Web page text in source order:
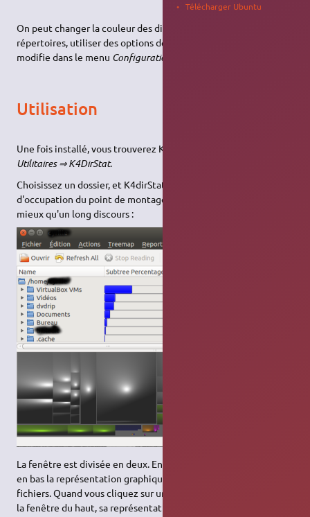
On peut changer la couleur des différents niveaux de
répertoires, utiliser des options de nettoyage. Tout ceci se
modifie dans le menu Configuration ⇒ Configurer KDirStat
Utilisation
Une fois installé, vous trouverez KDirStat dans le menu
Utilitaires ⇒ K4DirStat.
Choisissez un dossier, et K4dirStat affichera les pourcentages
d'occupation du point de montage. Comme une image vaut
mieux qu'un long discours :
La fenêtre est divisée en deux. En haut, l'arbre des répertoires,
en bas la représentation graphique de la taille des différents
fichiers. Quand vous cliquez sur un fichier ou un répertoire dans
la fenêtre du haut, sa représentation en bas sera encadré de
Télécharger Ubuntu